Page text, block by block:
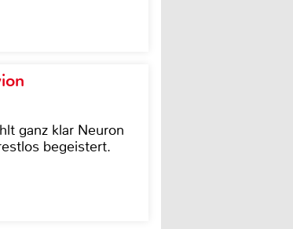
ganz klar Neuron
begeistert.